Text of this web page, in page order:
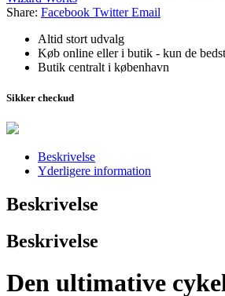
Share: Facebook Twitter Email
Altid stort udvalg
Køb online eller i butik - kun de
Butik centralt i københavn
Sikker checkud
Beskrivelse
Yderligere information
Beskrivelse
Beskrivelse
Den ultimative